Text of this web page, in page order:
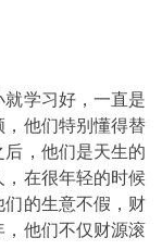
学习好，一直是
他们特别懂得替
，他们是天生的
在很年轻的时候
们的生意不假，财
他们不仅财源滚